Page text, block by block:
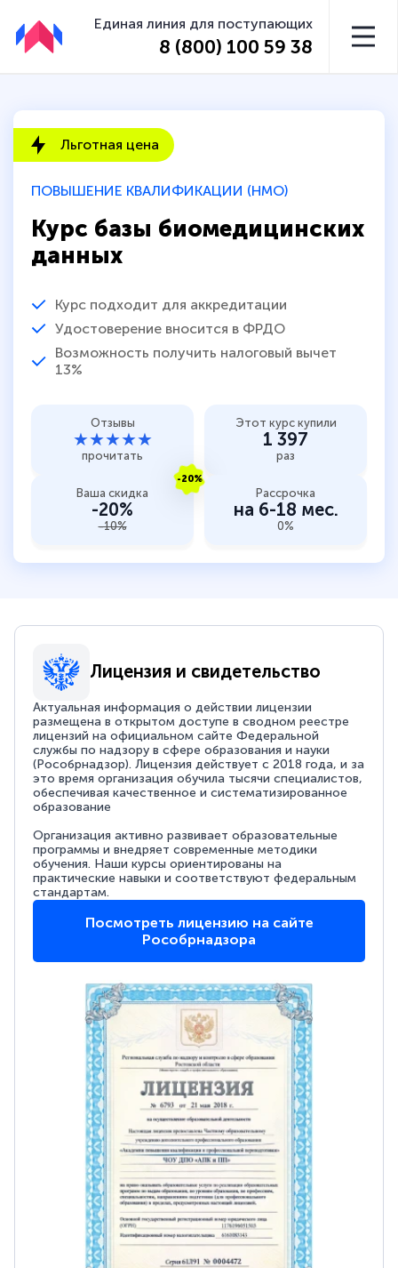
Единая линия для поступающих
8 (800) 100 59 38
ПОВЫШЕНИЕ КВАЛИФИКАЦИИ (НМО)
Курс базы биомедицинских
данных
Курс подходит для аккредитации
Удостоверение вносится в ФРДО
Возможность получить налоговый вычет
13%
Льготная цена
Отзывы
★★★★★
прочитать
Этот курс купили
1 397
раз
-20%
Ваша скидка
-20%
-10%
Рассрочка
на 6-18 мес.
0%
Лицензия и свидетельство
Актуальная информация о действии лицензии
размещена в открытом доступе в сводном реестре
лицензий на официальном сайте Федеральной
службы по надзору в сфере образования и науки
(Рособрнадзор). Лицензия действует с 2018 года, и за
это время организация обучила тысячи специалистов,
обеспечивая качественное и систематизированное
образование
Организация активно развивает образовательные
программы и внедряет современные методики
обучения. Наши курсы ориентированы на
практические навыки и соответствуют федеральным
стандартам.
Посмотреть лицензию на сайте
Рособрнадзора